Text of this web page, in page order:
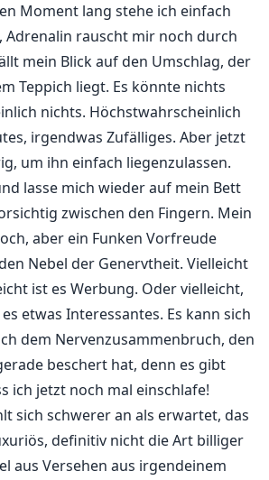
Moment lang stehe ich einfach
Adrenalin rauscht mir noch durch
mein Blick auf den Umschlag, der
Teppich liegt. Es könnte nichts
nichts. Höchstwahrscheinlich
irgendwas Zufälliges. Aber jetzt
um ihn einfach liegenzulassen.
lasse mich wieder auf mein Bett
zwischen den Fingern. Mein
aber ein Funken Vorfreude
Nebel der Genervtheit. Vielleicht
ist es Werbung. Oder vielleicht,
etwas Interessantes. Es kann sich
dem Nervenzusammenbruch, den
beschert hat, denn es gibt
ich jetzt noch mal einschlafe!
sich schwerer an als erwartet, das
definitiv nicht die Art billiger
aus Versehen aus irgendeinem